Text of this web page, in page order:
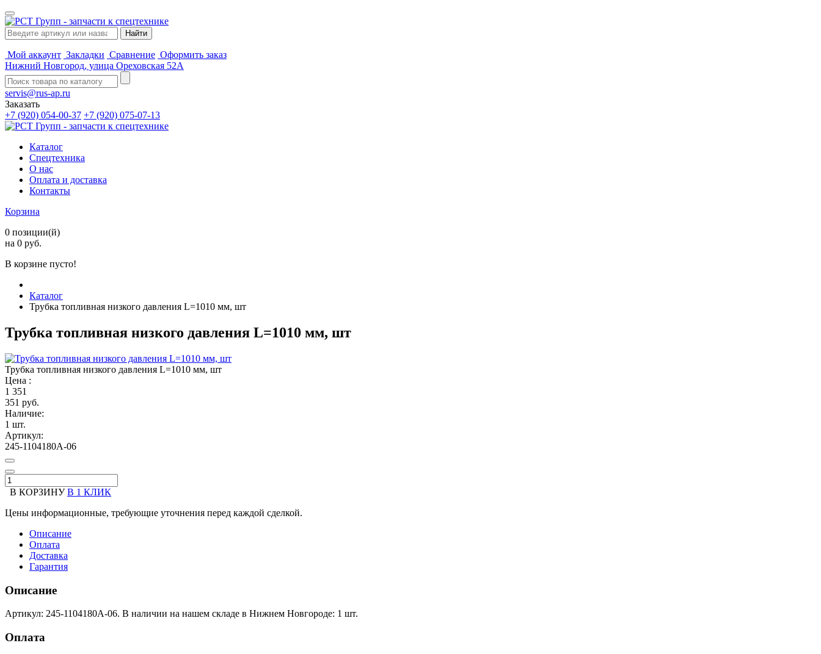
Мой аккаунт Закладки Сравнение Оформить заказ
Нижний Новгород, улица Ореховская 52А
servis@rus-ap.ru
Заказать
+7 (920) 054-00-37 +7 (920) 075-07-13
Каталог
Спецтехника
О нас
Оплата и доставка
Контакты
Корзина
0 позиции(й)
на 0 руб.
В корзине пусто!
Каталог
Трубка топливная низкого давления L=1010 мм, шт
Трубка топливная низкого давления L=1010 мм, шт
Трубка топливная низкого давления L=1010 мм, шт
Цена :
1 351
351 руб.
Наличие:
1 шт.
Артикул:
245-1104180А-06
В КОРЗИНУ В 1 КЛИК
Цены информационные, требующие уточнения перед каждой сделкой.
Описание
Оплата
Доставка
Гарантия
Описание
Артикул: 245-1104180А-06. В наличии на нашем складе в Нижнем Новгороде: 1 шт.
Оплата